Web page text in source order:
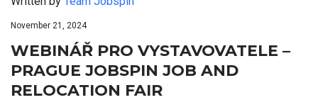
November 21, 2024
WEBINÁŘ PRO VYSTAVOVATELE –
PRAGUE JOBSPIN JOB AND
RELOCATION FAIR